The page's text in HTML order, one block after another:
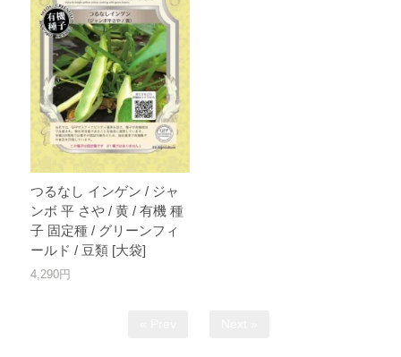
つるなし インゲン / ジャ
ンボ 平 さや / 黄 / 有機 種
子 固定種 / グリーンフィ
ールド / 豆類 [大袋]
4,290円